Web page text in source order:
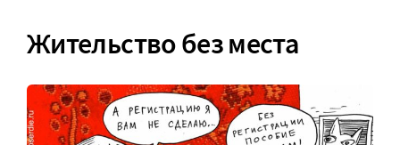
Жительство без места